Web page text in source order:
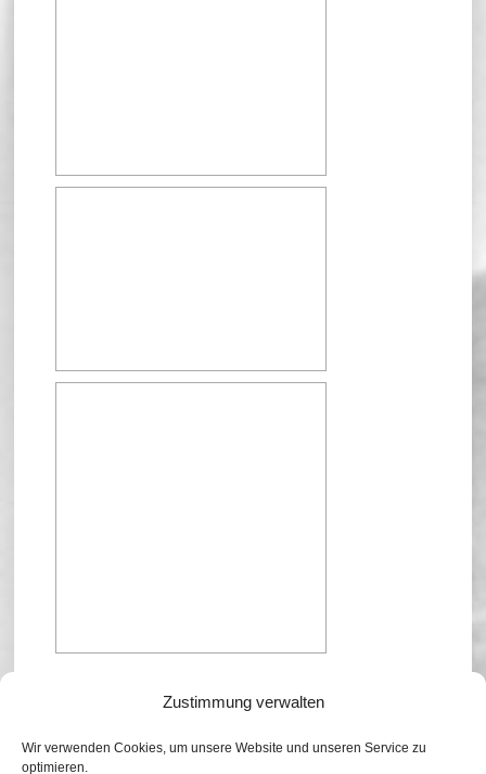
Zustimmung verwalten
Wir verwenden Cookies, um unsere Website und unseren Service zu
optimieren.
1 2 3 ►